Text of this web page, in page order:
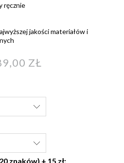
ręcznie
jakości materiałów i
ZŁ
znaków) + 15 zł: